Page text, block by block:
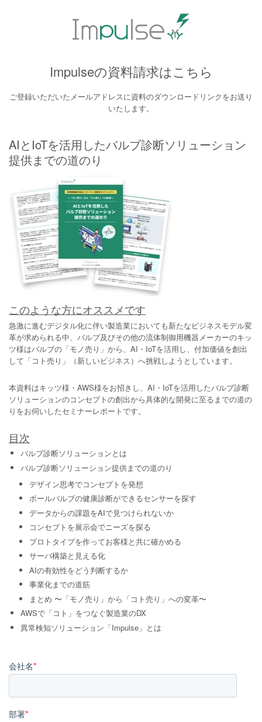
Impulseの資料請求はこちら
ご登録いただいたメールアドレスに資料のダウンロードリンクをお送り
いたします。
AIとIoTを活用したバルブ診断ソリューション
提供までの道のり
このような方にオススメです
急激に進むデジタル化に伴い製造業においても新たなビジネスモデル変
革が求められる中、バルブ及びその他の流体制御用機器メーカーのキッ
ツ様はバルブの「モノ売り」から、AI・IoTを活用し、付加価値を創出
して「コト売り」（新しいビジネス）へ挑戦しようとしています。
本資料はキッツ様・AWS様をお招きし、AI・IoTを活用したバルブ診断
ソリューションのコンセプトの創出から具体的な開発に至るまでの道の
りをお伺いしたセミナーレポートです。
目次
バルブ診断ソリューションとは
バルブ診断ソリューション提供までの道のり
デザイン思考でコンセプトを発想
ボールバルブの健康診断ができるセンサーを探す
データからの課題をAIで見つけられないか
コンセプトを展示会でニーズを探る
プロトタイプを作ってお客様と共に確かめる
サーバ構築と見える化
AIの有効性をどう判断するか
事業化までの道筋
まとめ 〜「モノ売り」から「コト売り」への変革〜
AWSで「コト」をつなぐ製造業のDX
異常検知ソリューション「Impulse」とは
会社名*
部署*